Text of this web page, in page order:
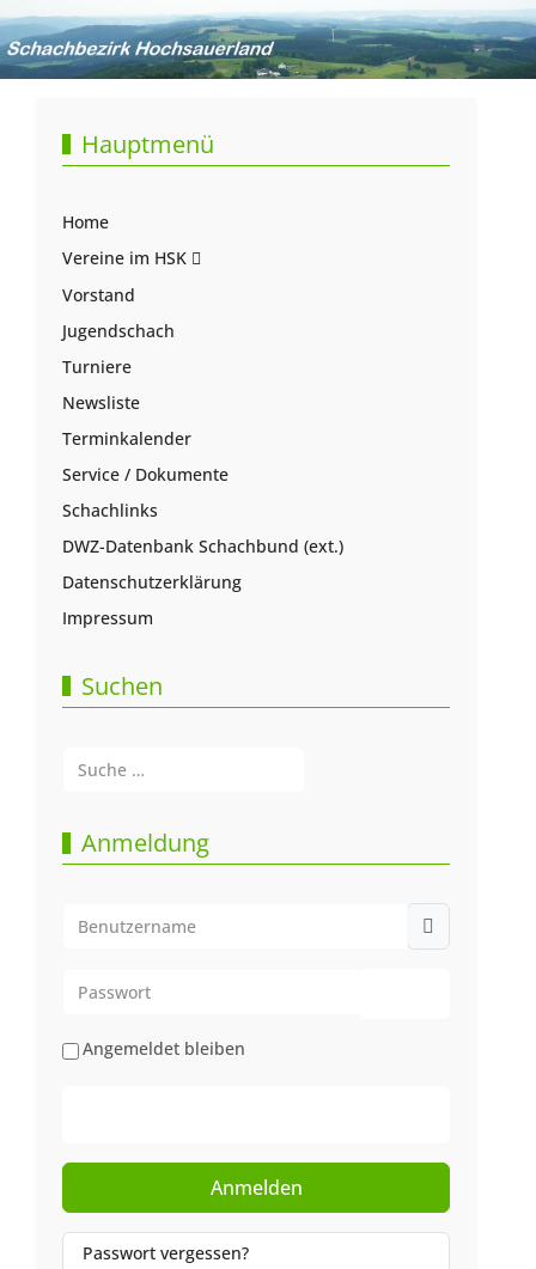
Hauptmenü
Home
Vereine im HSK
Vorstand
Jugendschach
Turniere
Newsliste
Terminkalender
Service / Dokumente
Schachlinks
DWZ-Datenbank Schachbund (ext.)
Datenschutzerklärung
Impressum
Suchen
Anmeldung
Angemeldet bleiben
Anmelden
Passwort vergessen?